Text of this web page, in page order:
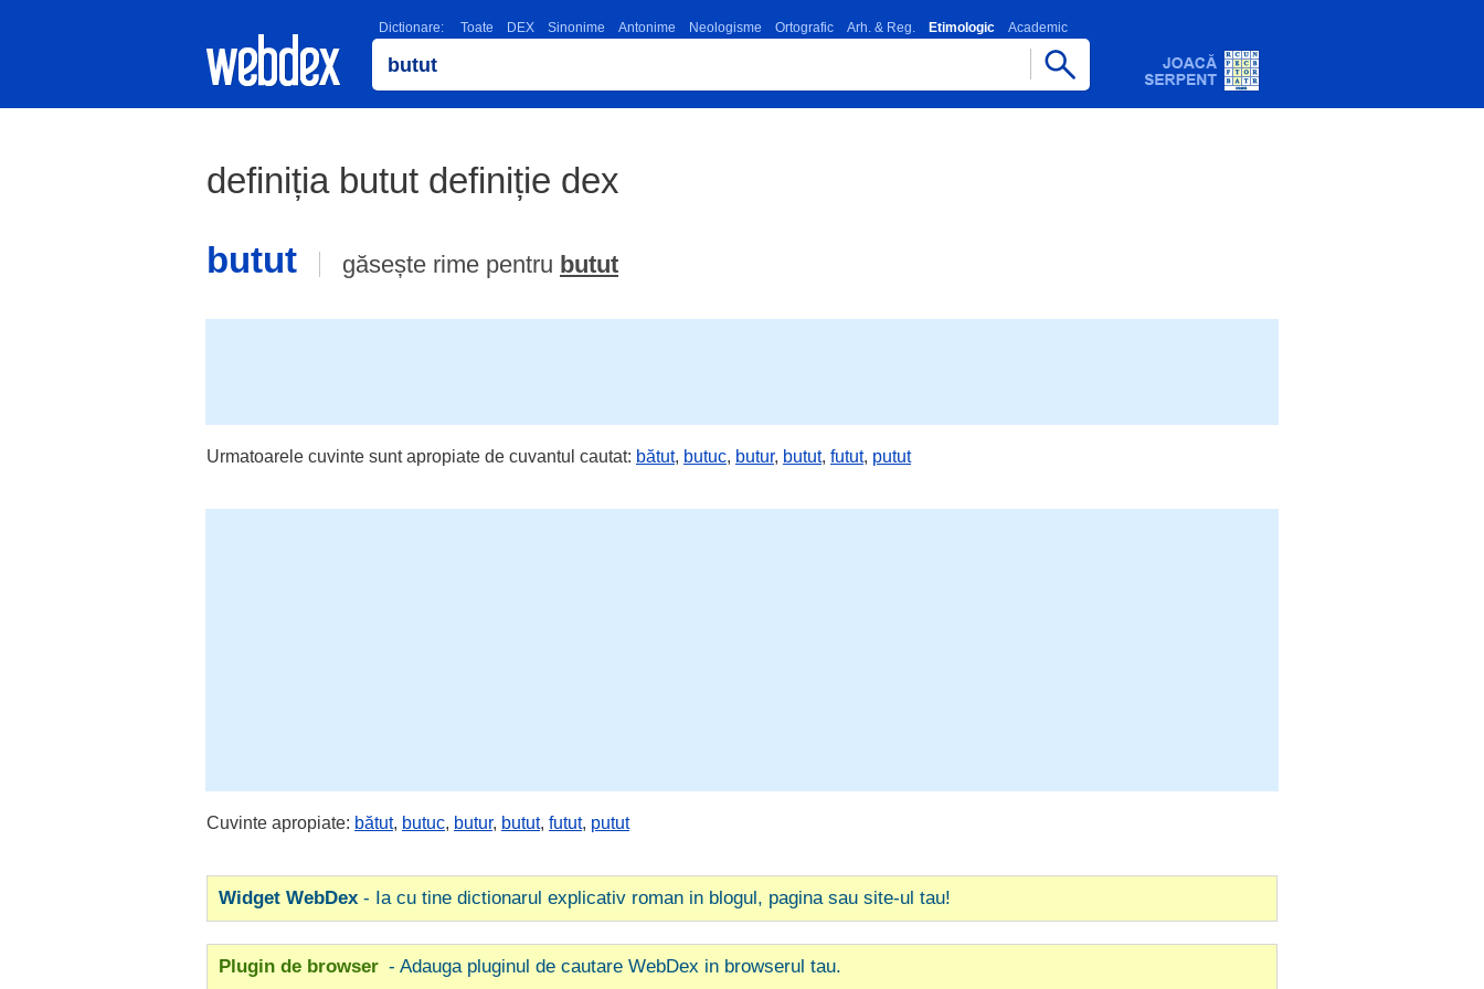
Dictionare: Toate DEX Sinonime Antonime Neologisme Ortografic Arh. & Reg. Etimologic Academic
definiția butut definiție dex
butut
găsește rime pentru butut
Urmatoarele cuvinte sunt apropiate de cuvantul cautat: bătut, butuc, butur, butut, futut, putut
Cuvinte apropiate: bătut, butuc, butur, butut, futut, putut
Widget WebDex - Ia cu tine dictionarul explicativ roman in blogul, pagina sau site-ul tau!
Plugin de browser - Adauga pluginul de cautare WebDex in browserul tau.